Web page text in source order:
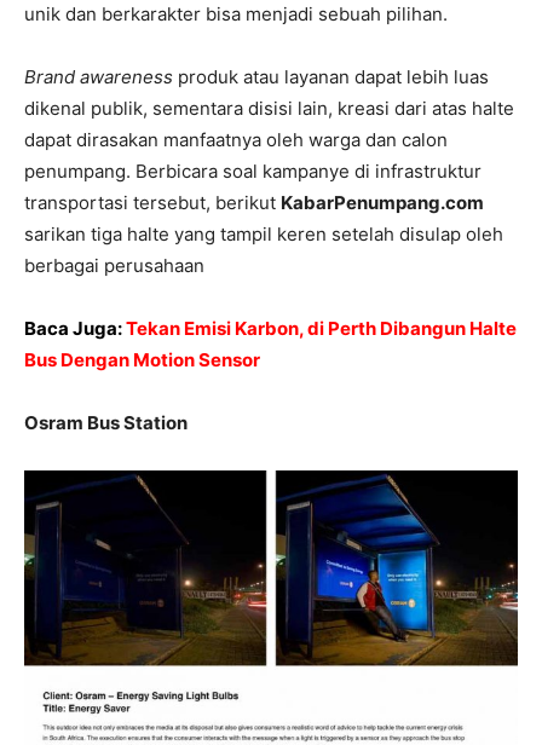
unik dan berkarakter bisa menjadi sebuah pilihan.
Brand awareness produk atau layanan dapat lebih luas
dikenal publik, sementara disisi lain, kreasi dari atas halte
dapat dirasakan manfaatnya oleh warga dan calon
penumpang. Berbicara soal kampanye di infrastruktur
transportasi tersebut, berikut KabarPenumpang.com
sarikan tiga halte yang tampil keren setelah disulap oleh
berbagai perusahaan
Baca Juga:Tekan Emisi Karbon, di Perth Dibangun Halte
Bus Dengan Motion Sensor
Osram Bus Station